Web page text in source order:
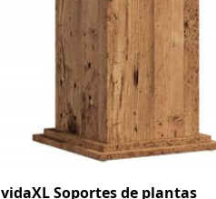
vidaXL Soportes de plantas